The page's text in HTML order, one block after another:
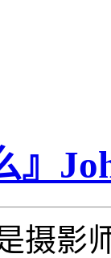
』
摄影